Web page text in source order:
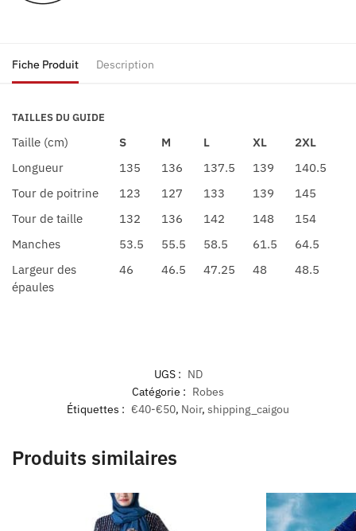
Fiche Produit Description
TAILLES DU GUIDE
Taille (cm) S M L XL
2XL
Longueur
135 136 137.5 139
140.5
Tour de poitrine
123 127 133 139
145
Tour de taille
132 136 142 148
154
Manches
53.5 55.5 58.5 61.5
64.5
Largeur des
épaules
46 46.5 47.25 48 48.5
UGS : ND
Catégorie : Robes
Étiquettes : €40-€50, Noir, shipping_caigou
Produits similaires